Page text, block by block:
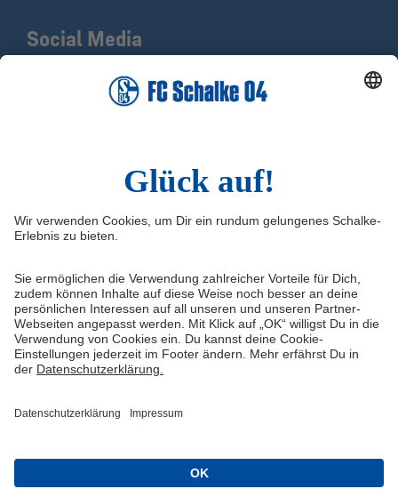
Impressum
Medienportal
FAQ
Datenschutz
Haftungsausschluss
Quicklinks
Shop
schalke04.de
Schalke TV
VELTINS-Arena
ERWIN buchen
Social Media
X